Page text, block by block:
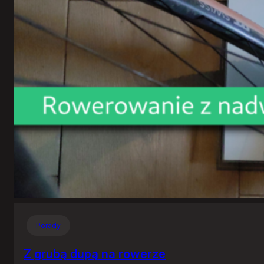
Porady
Z grubą dupą na rowerze